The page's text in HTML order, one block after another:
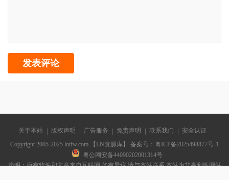
关于本站 版权声明 广告服务 免责声明 联系我们
安全认证
Copyright 2005-2025 lntfw.com 【LN资源库】 备案号： 粤ICP备2025498877号-1
粤公网安备44090202001314号
声明：所有软件和文章来自互联网 如有异议 请与本站联系 本站为非赢利性网站